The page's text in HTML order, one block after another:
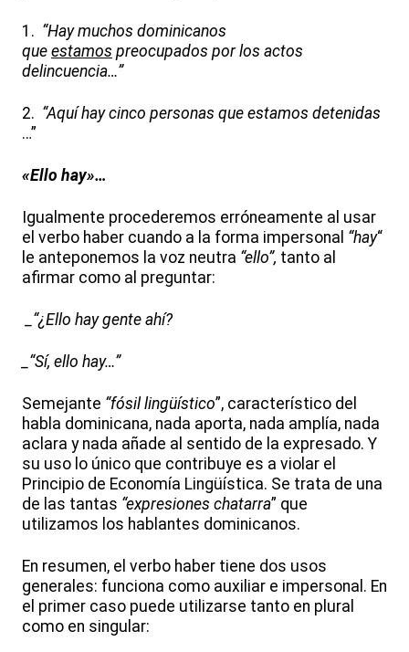
1. “Hay muchos dominicanos
que estamos preocupados por los actos
delincuencia…”
2. “Aquí hay cinco personas que estamos detenidas
…”
«Ello hay»…
Igualmente procederemos erróneamente al usar
el verbo haber cuando a la forma impersonal “hay“
le anteponemos la voz neutra “ello”, tanto al
afirmar como al preguntar:
_“¿Ello hay gente ahí?
_“Sí, ello hay…”
Semejante “fósil lingüístico”, característico del
habla dominicana, nada aporta, nada amplía, nada
aclara y nada añade al sentido de la expresado. Y
su uso lo único que contribuye es a violar el
Principio de Economía Lingüística. Se trata de una
de las tantas “expresiones chatarra” que
utilizamos los hablantes dominicanos.
En resumen, el verbo haber tiene dos usos
generales: funciona como auxiliar e impersonal. En
el primer caso puede utilizarse tanto en plural
como en singular: